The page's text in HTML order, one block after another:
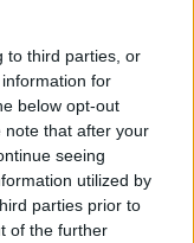
to third parties, or
for
below opt-out
note that after your
seeing
utilized by
parties prior to
of the further